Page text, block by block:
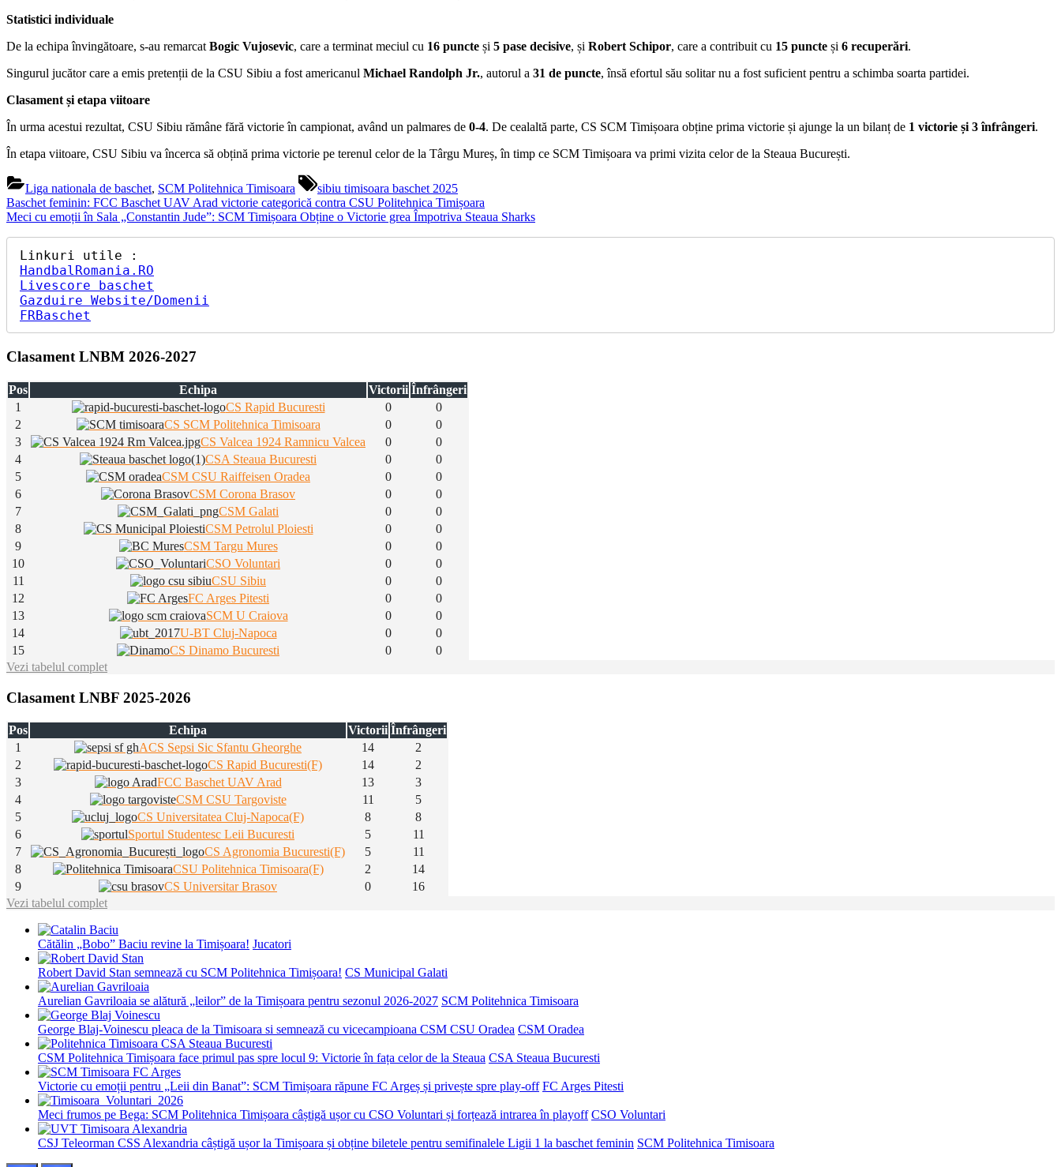
Statistici individuale
De la echipa învingătoare, s-au remarcat Bogic Vujosevic, care a terminat meciul cu 16 puncte și 5 pase decisive, și Robert Schipor, care a contribuit cu 15 puncte și 6 recuperări.
Singurul jucător care a emis pretenții de la CSU Sibiu a fost americanul Michael Randolph Jr., autorul a 31 de puncte, însă efortul său solitar nu a fost suficient pentru a schimba soarta partidei.
Clasament și etapa viitoare
În urma acestui rezultat, CSU Sibiu rămâne fără victorie în campionat, având un palmares de 0-4. De cealaltă parte, CS SCM Timișoara obține prima victorie și ajunge la un bilanț de 1 victorie și 3 înfrângeri.
În etapa viitoare, CSU Sibiu va încerca să obțină prima victorie pe terenul celor de la Târgu Mureș, în timp ce SCM Timișoara va primi vizita celor de la Steaua București.
Liga nationala de baschet, SCM Politehnica Timisoara
Tags:
sibiu timisoara baschet 2025
Navigare
în
articole
Previous
Post:
Baschet feminin: FCC Baschet UAV Arad victorie categorică contra CSU Politehnica Timișoara
Next
Meci cu emoții în Sala „Constantin Jude”: SCM Timișoara Obține o Victorie grea Împotriva Steaua Sharks
HandbalRomania.RO
Livescore baschet
Gazduire Website/Domenii
FRBaschet
Clasament LNBM 2026-2027
Pos Echipa Victorii Înfrângeri
1
CS Rapid Bucuresti 0
0
2
CS SCM Politehnica Timisoara 0
0
3
CS Valcea 1924 Ramnicu Valcea 0
0
4
CSA Steaua Bucuresti 0
0
5
CSM CSU Raiffeisen Oradea 0
0
6
CSM Corona Brasov 0
0
7
CSM Galati 0
0
8
CSM Petrolul Ploiesti 0
0
9
CSM Targu Mures 0
0
10
CSO Voluntari 0
0
11
CSU Sibiu 0
0
12
FC Arges Pitesti 0
0
13
SCM U Craiova 0
0
14
U-BT Cluj-Napoca 0
0
15
CS Dinamo Bucuresti 0
0
Vezi tabelul complet
Clasament LNBF 2025-2026
Pos Echipa Victorii Înfrângeri
1
ACS Sepsi Sic Sfantu Gheorghe 14
2
2
CS Rapid Bucuresti(F) 14
2
3
FCC Baschet UAV Arad 13
3
4
CSM CSU Targoviste 11
5
5
CS Universitatea Cluj-Napoca(F) 8
8
6
Sportul Studentesc Leii Bucuresti 5
11
7
CS Agronomia Bucuresti(F) 5
11
8
CSU Politehnica Timisoara(F) 2
14
9
CS Universitar Brasov 0
16
Vezi tabelul complet
Cătălin „Bobo” Baciu revine la Timișoara! Jucatori
Robert David Stan semnează cu SCM Politehnica Timișoara! CS Municipal Galati
Aurelian Gavriloaia se alătură „leilor” de la Timișoara pentru sezonul 2026-2027 SCM Politehnica Timisoara
George Blaj-Voinescu pleaca de la Timisoara si semnează cu vicecampioana CSM CSU Oradea CSM Oradea
CSM Politehnica Timișoara face primul pas spre locul 9: Victorie în fața celor de la Steaua CSA Steaua Bucuresti
Victorie cu emoții pentru „Leii din Banat”: SCM Timișoara răpune FC Argeș și privește spre play-off FC Arges Pitesti
Meci frumos pe Bega: SCM Politehnica Timișoara câștigă ușor cu CSO Voluntari și forțează intrarea în playoff CSO Voluntari
CSJ Teleorman CSS Alexandria câștigă ușor la Timișoara și obține biletele pentru semifinalele Ligii 1 la baschet feminin SCM Politehnica Timisoara